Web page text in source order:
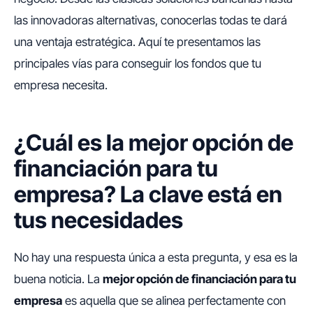
las innovadoras alternativas, conocerlas todas te dará
una ventaja estratégica. Aquí te presentamos las
principales vías para conseguir los fondos que tu
empresa necesita.
¿Cuál es la mejor opción de
financiación para tu
empresa? La clave está en
tus necesidades
No hay una respuesta única a esta pregunta, y esa es la
buena noticia. La mejor opción de financiación para tu
empresa es aquella que se alinea perfectamente con